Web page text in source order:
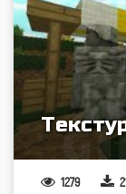
1279